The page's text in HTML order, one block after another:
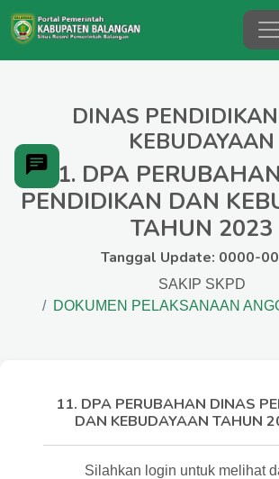
DINAS
KEBUDAYAAN
11. DPA
PENDIDIKAN DAN
TAHUN 2023
Tanggal Update: 0000-
SAKIP SKPD
DOKUMEN PELAKSANAAN
11. DPA PERUBAHAN DINAS
DAN KEBUDAYAAN TAHUN
Silahkan login untuk melihat